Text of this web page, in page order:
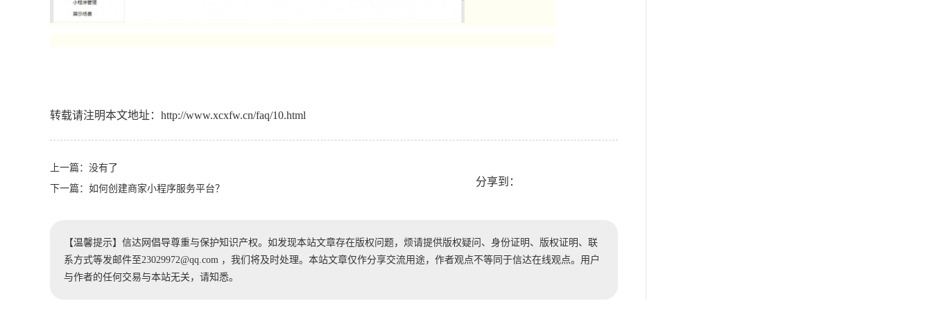
转载请注明本文地址： http://www.xcxfw.cn/faq/10.html
上一篇：没有了
下一篇： 如何创建商家小程序服务平台？
分享到：
【温馨提示】信达网倡导尊重与保护知识产权。如发现本站文章存在版权问题，烦请提供版权疑问、身份证明、版权证明、联
系方式等发邮件至23029972@qq.com ，我们将及时处理。本站文章仅作分享交流用途，作者观点不等同于信达在线观点。用户
与作者的任何交易与本站无关，请知悉。